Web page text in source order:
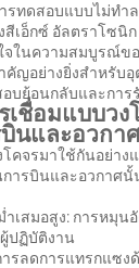
รทดสอบแบบไม่ทำ
สีเอ็กซ์ อัลตราโซนิ
จในความสมบูรณ์ข
ญอย่างยิ่งสำหรับ
บย้อนกลับและการ
เชื่อมแบบวง
นและอวกาศ
โคจรมาใช้กันอย่าง
ารบินและอวกาศนั้
เสมอสูง: การหมุน
ปฏิบัติงาน
รลดการแทรกแซง